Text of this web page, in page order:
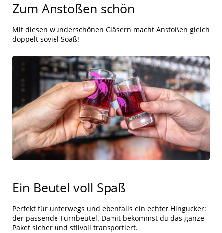
Zum Anstoßen schön
Mit diesen wunderschönen Gläsern macht Anstoßen gleich
doppelt soviel Soaß!
Ein Beutel voll Spaß
Perfekt für unterwegs und ebenfalls ein echter Hingucker:
der passende Turnbeutel. Damit bekommst du das ganze
Paket sicher und stilvoll transportiert.